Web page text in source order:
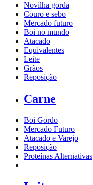
Novilha gorda
Couro e sebo
Mercado futuro
Boi no mundo
Atacado
Equivalentes
Leite
Grãos
Reposição
Carne
Boi Gordo
Mercado Futuro
Atacado e Varejo
Reposição
Proteínas Alternativas